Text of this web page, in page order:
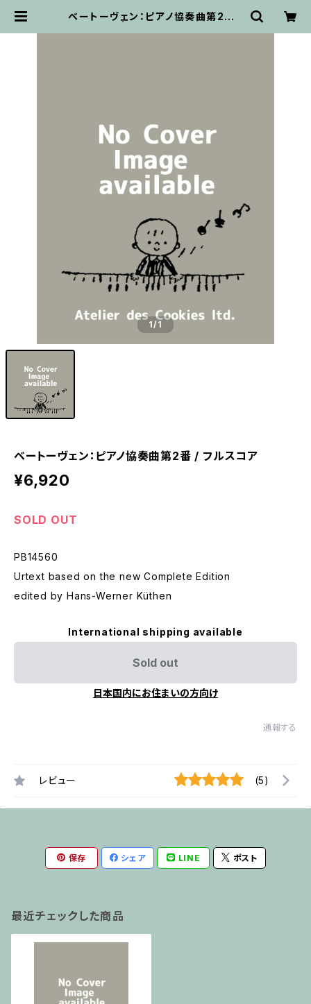
ベートーヴェン：ピアノ協奏曲第2番 /
1/1
ベートーヴェン：ピアノ協奏曲第2番 / フルスコア
¥6,920
SOLD OUT
PB14560
Urtext based on the new Complete Edition
edited by Hans-Werner Küthen
International shipping available
Sold out
日本国内にお住まいの方向け
通報する
レビュー (5)
保存 シェア LINE ポスト
最近チェックした商品